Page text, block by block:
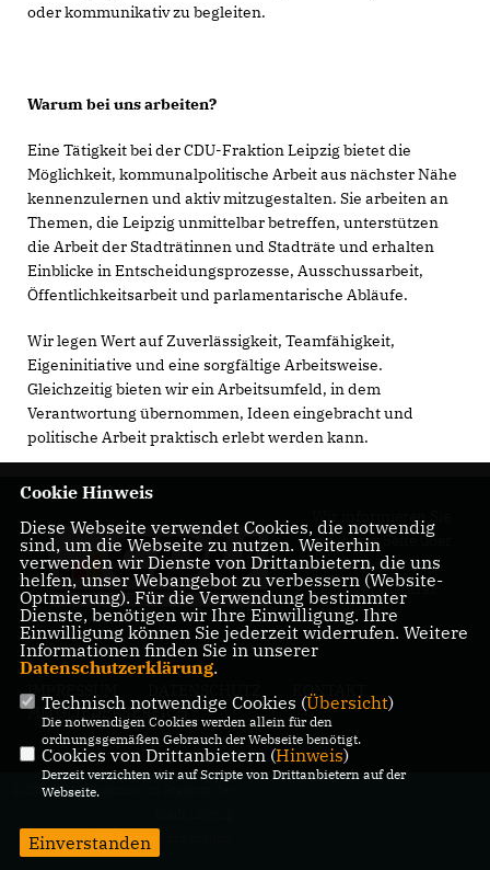
oder kommunikativ zu begleiten.
Warum bei uns arbeiten?
Eine Tätigkeit bei der CDU-Fraktion Leipzig bietet die
Möglichkeit, kommunalpolitische Arbeit aus nächster Nähe
kennenzulernen und aktiv mitzugestalten. Sie arbeiten an
Themen, die Leipzig unmittelbar betreffen, unterstützen
die Arbeit der Stadträtinnen und Stadträte und erhalten
Einblicke in Entscheidungsprozesse, Ausschussarbeit,
Öffentlichkeitsarbeit und parlamentarische Abläufe.
Wir legen Wert auf Zuverlässigkeit, Teamfähigkeit,
Eigeninitiative und eine sorgfältige Arbeitsweise.
Gleichzeitig bieten wir ein Arbeitsumfeld, in dem
Verantwortung übernommen, Ideen eingebracht und
politische Arbeit praktisch erlebt werden kann.
Wir informieren Sie
auf dieser Seite über
unsere Arbeit im
Leipziger Stadtrat.
IMPRESSUM
KONTAKT
MITGLIEDERBEREICH
@2026 CDU-Fraktion im Stadtrat der
Alle Rechte vorbehalten.
Cookie Hinweis
Diese Webseite verwendet Cookies, die notwendig
sind, um die Webseite zu nutzen. Weiterhin
verwenden wir Dienste von Drittanbietern, die uns
helfen, unser Webangebot zu verbessern (Website-
Optmierung). Für die Verwendung bestimmter
Dienste, benötigen wir Ihre Einwilligung. Ihre
Einwilligung können Sie jederzeit widerrufen. Weitere
Informationen finden Sie in unserer
Datenschutzerklärung.
Technisch notwendige Cookies (Übersicht)
Die notwendigen Cookies werden allein für den
ordnungsgemäßen Gebrauch der Webseite benötigt.
Cookies von Drittanbietern (Hinweis)
Derzeit verzichten wir auf Scripte von Drittanbietern auf der
Webseite.
Einverstanden